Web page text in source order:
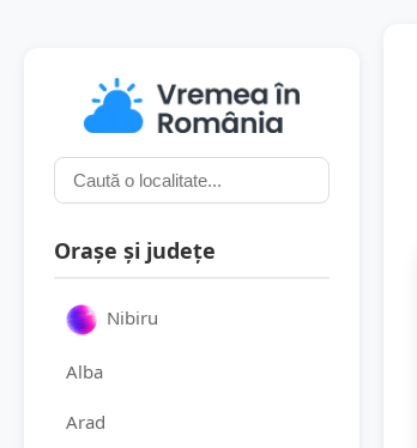
Orașe și județe
Nibiru
Alba
Arad